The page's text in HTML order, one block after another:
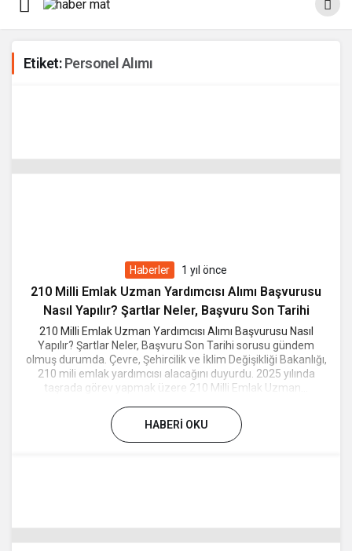
Etiket:Personel Alımı
Haberler 1 yıl önce
210 Milli Emlak Uzman Yardımcısı Alımı Başvurusu
Nasıl Yapılır? Şartlar Neler, Başvuru Son Tarihi
210 Milli Emlak Uzman Yardımcısı Alımı Başvurusu Nasıl
Yapılır? Şartlar Neler, Başvuru Son Tarihi sorusu gündem
olmuş durumda. Çevre, Şehircilik ve İklim Değişikliği Bakanlığı,
210 mili emlak yardımcısı alacağını duyurdu. 2025 yılında
taşrada görev yapmak üzere 210 Milli Emlak Uzman...
HABERI OKU